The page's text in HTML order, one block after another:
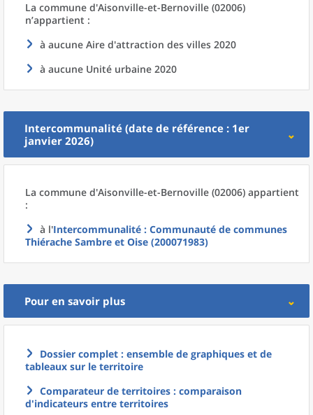
La commune d'Aisonville-et-Bernoville (02006)
n’appartient :
à aucune Aire d'attraction des villes 2020
à aucune Unité urbaine 2020
Intercommunalité (date de référence : 1er
janvier 2026)
La commune d'Aisonville-et-Bernoville (02006) appartient
:
à l'Intercommunalité : Communauté de communes
Thiérache Sambre et Oise (200071983)
Pour en savoir plus
Dossier complet : ensemble de graphiques et de
tableaux sur le territoire
Comparateur de territoires : comparaison
d'indicateurs entre territoires